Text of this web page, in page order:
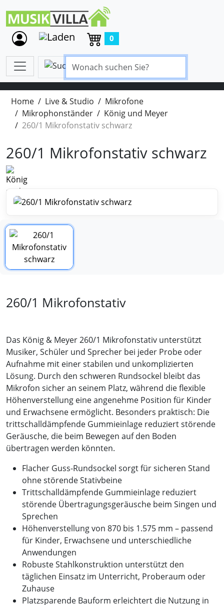
0
Home Live & Studio
Mikrofone
Mikrophonständer
König und Meyer
260/1 Mikrofonstativ schwarz
260/1 Mikrofonstativ schwarz
260/1 Mikrofonstativ
Das König & Meyer 260/1 Mikrofonstativ unterstützt
Musiker, Schüler und Sprecher bei jeder Probe oder
Aufnahme mit einer stabilen und unkomplizierten
Lösung. Durch den schweren Rundsockel bleibt das
Mikrofon sicher an seinem Platz, während die flexible
Höhenverstellung eine angenehme Position für Kinder
und Erwachsene ermöglicht. Besonders praktisch: Die
trittschalldämpfende Gummieinlage reduziert störende
Geräusche, die beim Bewegen auf den Boden
übertragen werden könnten.
Flacher Guss-Rundsockel sorgt für sicheren Stand
ohne störende Stativbeine
Trittschalldämpfende Gummieinlage reduziert
störende Übertragungsgeräusche beim Singen und
Sprechen
Höhenverstellung von 870 bis 1.575 mm – passend
für Kinder, Erwachsene und unterschiedliche
Anwendungen
Robuste Stahlkonstruktion unterstützt den
täglichen Einsatz im Unterricht, Proberaum oder
Zuhause
Platzsparende Bauform erleichtert die Nutzung in